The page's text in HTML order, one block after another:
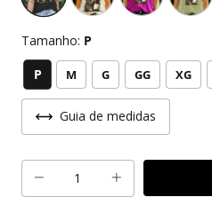
Tamanho: P
P M G GG XG
Guia de medidas